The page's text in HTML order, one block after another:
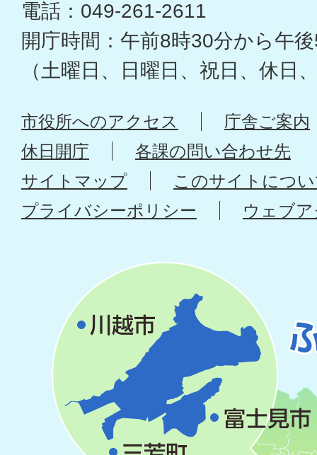
電話：049-261-2611
開庁時間：午前8時30分から午
（土曜日、日曜日、祝日、休日
市役所へのアクセス
庁舎ご案内
休日開庁
各課の問い合わせ先
サイトマップ
このサイトにつ
プライバシーポリシー
ウェブ